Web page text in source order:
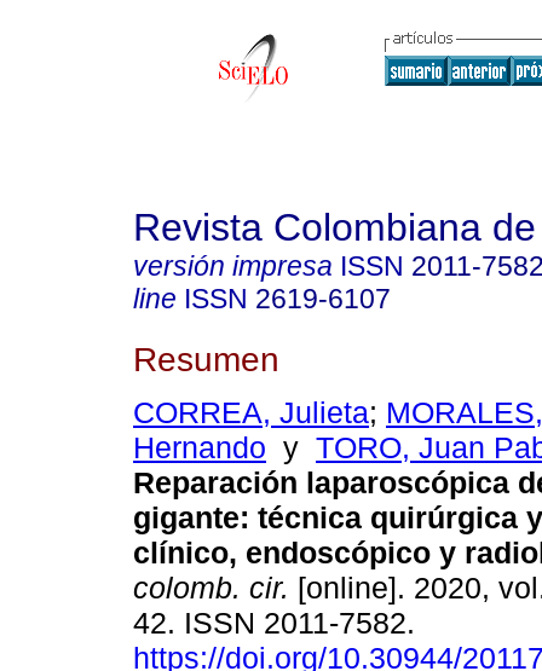
Revista Colombiana
versión impresa ISSN 2011-
line ISSN 2619-6107
Resumen
CORREA, Julieta;
Hernando y TORO, Juan
Reparación laparoscópica
gigante: técnica quirúrgica
clínico, endoscópico y
colomb. cir. [online]. 2020,
42. ISSN 2011-7582.
https://doi.org/10.30944/